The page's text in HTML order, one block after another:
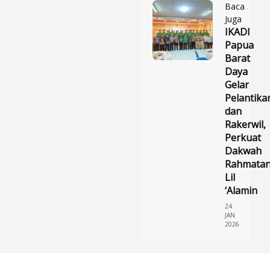
Baca
Juga
IKADI
Papua
Barat
Daya
Gelar
dan
Rakerwil,
Perkuat
Dakwah
Lil
‘Alamin
24
JAN
2026